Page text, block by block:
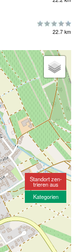
22.7 km
Standort zen-
trieren aus
Kategorien